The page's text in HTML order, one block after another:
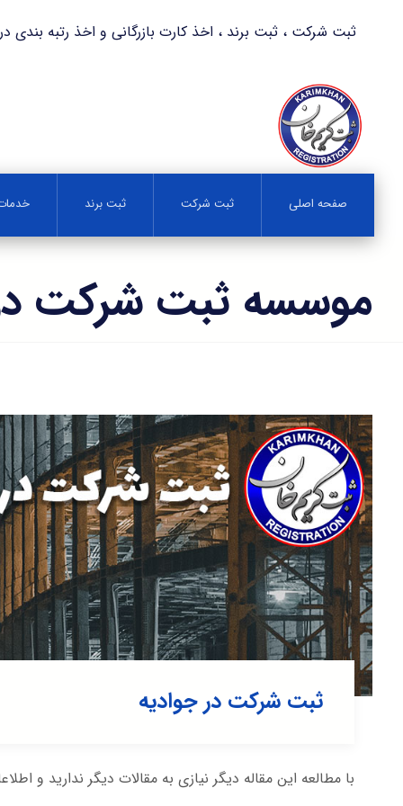
ثبت شرکت ، ثبت برند ، اخذ کارت بازرگانی و اخذ رتبه بندی در کمترین
صفحه اصلی ثبت شرکت ثبت برند
موسسه ثبت شرکت
ثبت شرکت در جوادیه
با مطالعه این مقاله دیگر نیازی به مقالات دیگر ندارید و